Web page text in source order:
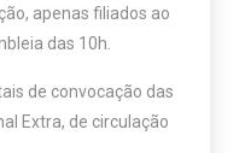
apenas filiados ao
das 10h.
de convocação das
Extra, de circulação